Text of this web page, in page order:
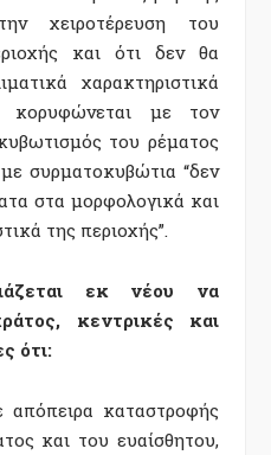
χειροτέρευση του
και ότι δεν θα
χαρακτηριστικά
κορυφώνεται με τον
του ρέματος
συρματοκυβώτια “δεν
στα μορφολογικά και
της περιοχής”.
εκ νέου να
κεντρικές και
ότι:
απόπειρα καταστροφής
και του ευαίσθητου,